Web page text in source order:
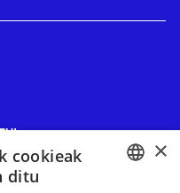
×
cookieak
ditu